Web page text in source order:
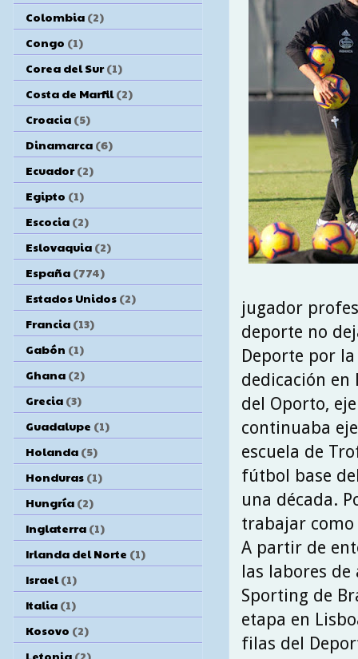
jugador
deporte no
Deporte por
dedicación en
del Oporto,
continuaba
escuela de
fútbol base
una década.
trabajar
A partir de
las labores
Sporting de
etapa en
filas del
Colombia (2)
Congo (1)
Corea del Sur (1)
Costa de Marfil (2)
Croacia (5)
Dinamarca (6)
Ecuador (2)
Egipto (1)
Escocia (2)
Eslovaquia (2)
España (774)
Estados Unidos (2)
Francia (13)
Gabón (1)
Ghana (2)
Grecia (3)
Guadalupe (1)
Holanda (5)
Honduras (1)
Hungría (2)
Inglaterra (1)
Irlanda del Norte (1)
Israel (1)
Italia (1)
Kosovo (2)
Letonia (2)